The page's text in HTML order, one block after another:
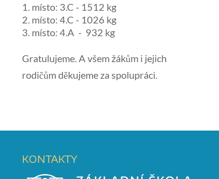
místo: 3.C - 1512 kg
místo: 4.C - 1026 kg
místo: 4.A - 932 kg
Gratulujeme. A všem žákům i jejich
rodičům děkujeme za spolupráci.
KONTAKTY